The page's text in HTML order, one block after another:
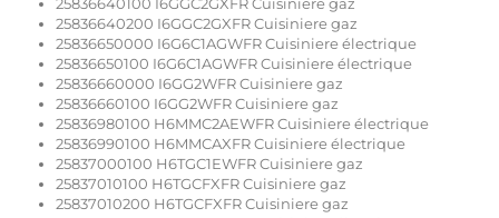
25836640100 I6GGC2GXFR Cuisiniere gaz
25836640200 I6GGC2GXFR Cuisiniere gaz
25836650000 I6G6C1AGWFR Cuisiniere électrique
25836650100 I6G6C1AGWFR Cuisiniere électrique
25836660000 I6GG2WFR Cuisiniere gaz
25836660100 I6GG2WFR Cuisiniere gaz
25836980100 H6MMC2AEWFR Cuisiniere électrique
25836990100 H6MMCAXFR Cuisiniere électrique
25837000100 H6TGC1EWFR Cuisiniere gaz
25837010100 H6TGCFXFR Cuisiniere gaz
25837010200 H6TGCFXFR Cuisiniere gaz